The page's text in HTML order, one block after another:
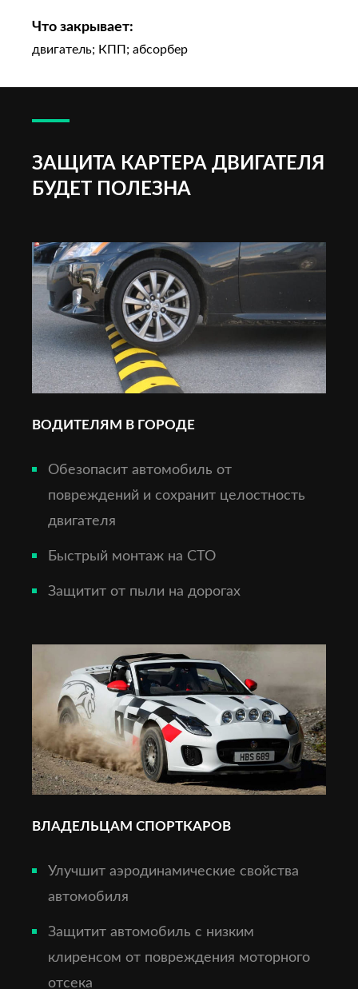
Что закрывает:
двигатель; КПП; абсорбер
ЗАЩИТА КАРТЕРА ДВИГАТЕЛЯ
БУДЕТ ПОЛЕЗНА
ВОДИТЕЛЯМ В ГОРОДЕ
Обезопасит автомобиль от
повреждений и сохранит целостность
двигателя
Быстрый монтаж на СТО
Защитит от пыли на дорогах
ВЛАДЕЛЬЦАМ СПОРТКАРОВ
Улучшит аэродинамические свойства
автомобиля
Защитит автомобиль с низким
клиренсом от повреждения моторного
отсека